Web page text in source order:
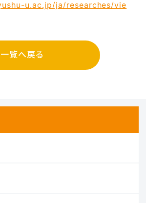
u.ac.jp/ja/researches/vie
一覧へ戻る